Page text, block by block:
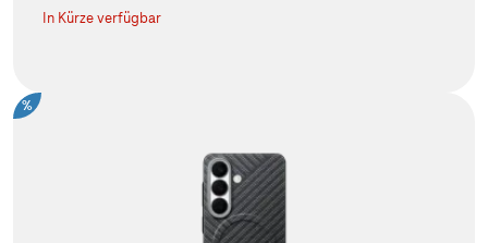
In Kürze verfügbar
%